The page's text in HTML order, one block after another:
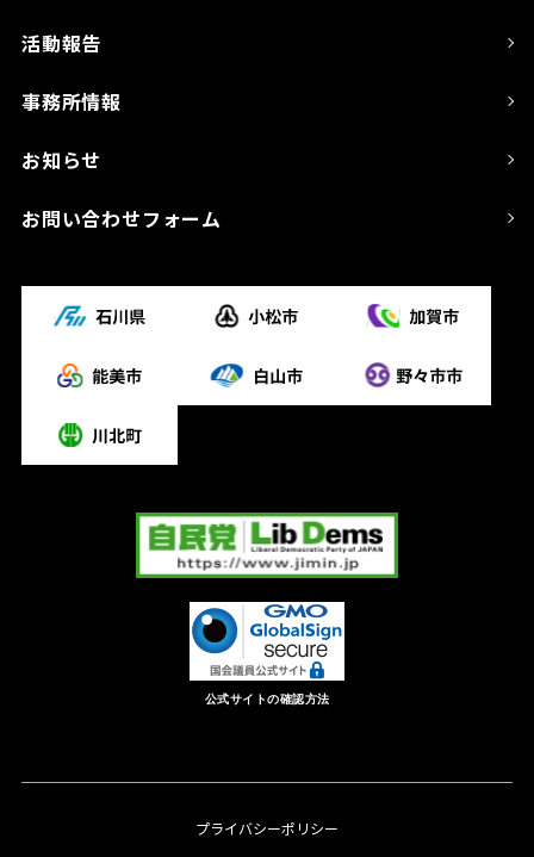
活動報告
事務所情報
お知らせ
お問い合わせフォーム
公式サイトの確認方法
プライバシーポリシー